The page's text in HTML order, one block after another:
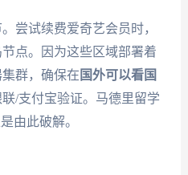
尝试续费爱奇艺会员时，
点。因为这些区域部署着
群，确保在 国外可以看国
/支付宝验证。马德里留学
由此破解。